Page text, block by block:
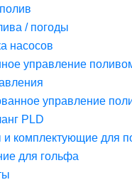
/ погоды
насосов
управление
управление
PLD
и комплектующие для
для гольфа